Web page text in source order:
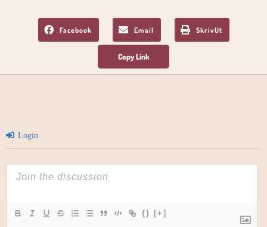
Facebook Email SkrivUt
Login
{} [+]